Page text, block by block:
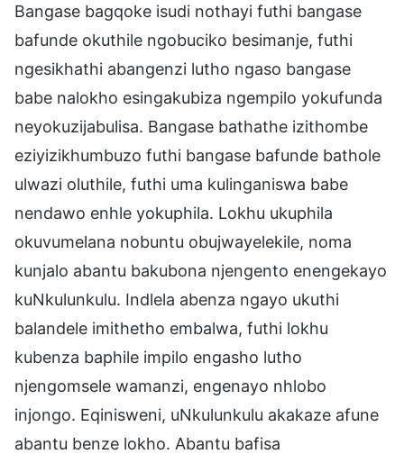
Bangase bagqoke isudi nothayi futhi bangase
bafunde okuthile ngobuciko besimanje, futhi
ngesikhathi abangenzi lutho ngaso bangase
babe nalokho esingakubiza ngempilo yokufunda
neyokuzijabulisa. Bangase bathathe izithombe
eziyizikhumbuzo futhi bangase bafunde bathole
ulwazi oluthile, futhi uma kulinganiswa babe
nendawo enhle yokuphila. Lokhu ukuphila
okuvumelana nobuntu obujwayelekile, noma
kunjalo abantu bakubona njengento enengekayo
kuNkulunkulu. Indlela abenza ngayo ukuthi
balandele imithetho embalwa, futhi lokhu
kubenza baphile impilo engasho lutho
njengomsele wamanzi, engenayo nhlobo
injongo. Eqinisweni, uNkulunkulu akakaze afune
abantu benze lokho. Abantu bafisa